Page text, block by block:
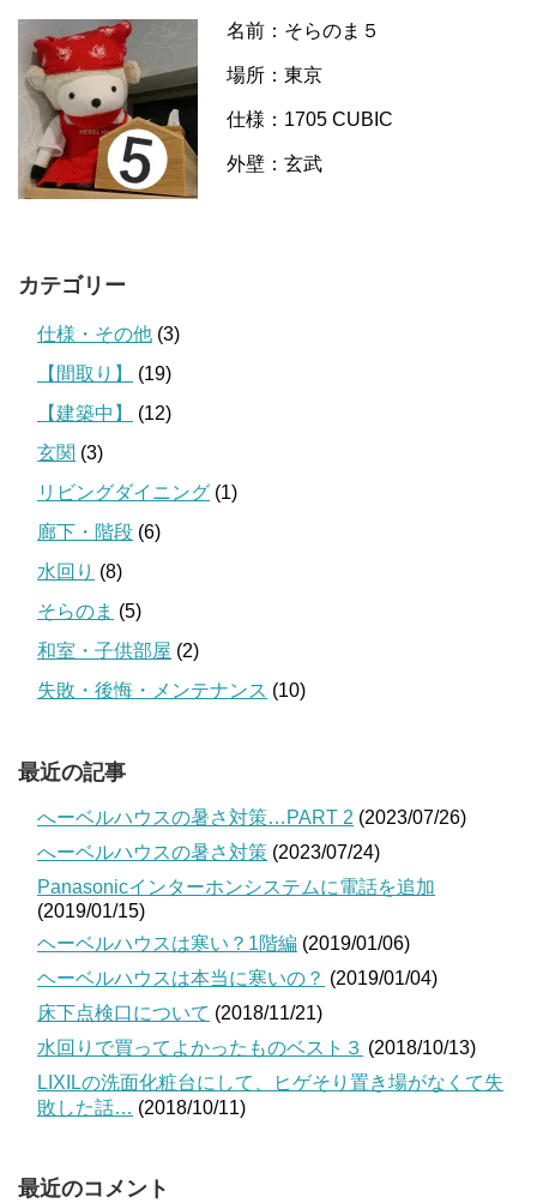
名前：そらのま５
場所：東京
仕様：1705 CUBIC
外壁：玄武
カテゴリー
仕様・その他 (3)
【間取り】
(19)
【建築中】
(12)
玄関 (3)
リビングダイニング (1)
廊下・階段 (6)
水回り (8)
そらのま (5)
和室・子供部屋 (2)
失敗・後悔・メンテナンス (10)
最近の記事
へーベルハウスの暑さ対策…PART 2 (2023/07/26)
へーベルハウスの暑さ対策 (2023/07/24)
Panasonicインターホンシステムに電話を追加
(2019/01/15)
ヘーベルハウスは寒い？1階編 (2019/01/06)
ヘーベルハウスは本当に寒いの？ (2019/01/04)
床下点検口について (2018/11/21)
水回りで買ってよかったものベスト３ (2018/10/13)
LIXILの洗面化粧台にして、ヒゲそり置き場がなくて失
敗した話… (2018/10/11)
最近のコメント